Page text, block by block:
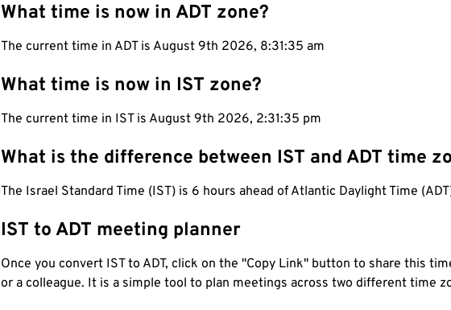
What time is now in ADT zone?
The current time in ADT is August 9th 2026, 8:31:36 am
What time is now in IST zone?
The current time in IST is August 9th 2026, 2:31:36 pm
What is the difference between IST and ADT time
The Israel Standard Time (IST) is 6 hours ahead of Atlantic Daylight Time
IST to ADT meeting planner
Once you convert IST to ADT, click on the "Copy Link" button to share this
or a colleague. It is a simple tool to plan meetings across two different time